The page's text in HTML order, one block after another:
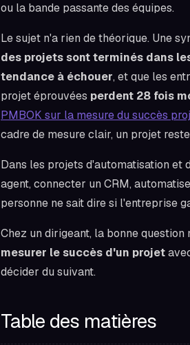
ou la bande passante des équipes.
Le sujet n'a rien de théorique. Une
des projets sont terminés dans
tendance à échouer, et que les
projet éprouvées perdent 28 fois
PMBOK sur la mesure du succès
cadre de mesure clair, un projet
Dans les projets d'automatisation et
agent, connecter un CRM,
personne ne sait dire si l'entreprise
Chez un dirigeant, la bonne question
mesurer le succès d'un projet
décider du suivant.
Table des matières